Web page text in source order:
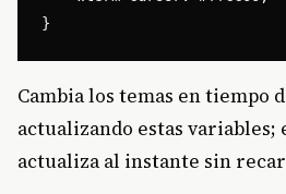
Cambia los temas en tiempo
actualizando estas
actualiza al instante sin